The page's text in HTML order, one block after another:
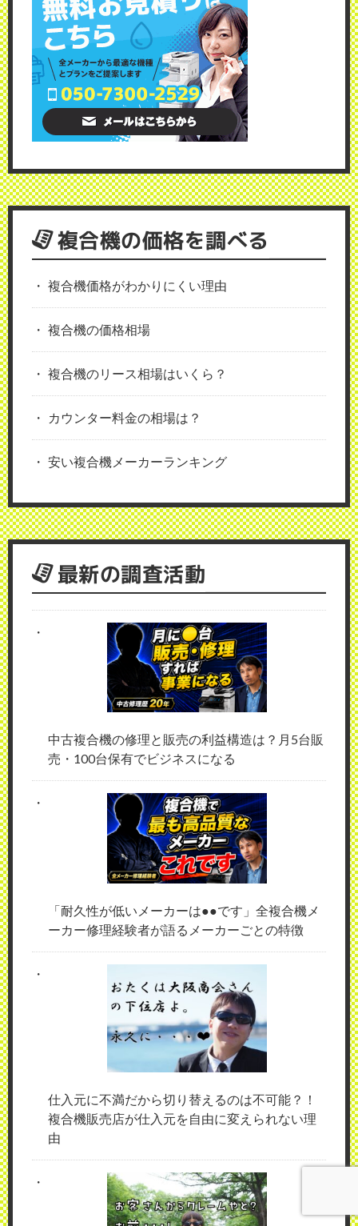
複合機の価格を調べる
複合機価格がわかりにくい理由
複合機の価格相場
複合機のリース相場はいくら？
カウンター料金の相場は？
安い複合機メーカーランキング
最新の調査活動
中古複合機の修理と販売の利益構造は？月5台販
売・100台保有でビジネスになる
「耐久性が低いメーカーは●●です」全複合機メ
ーカー修理経験者が語るメーカーごとの特徴
仕入元に不満だから切り替えるのは不可能？！
複合機販売店が仕入元を自由に変えられない理
由